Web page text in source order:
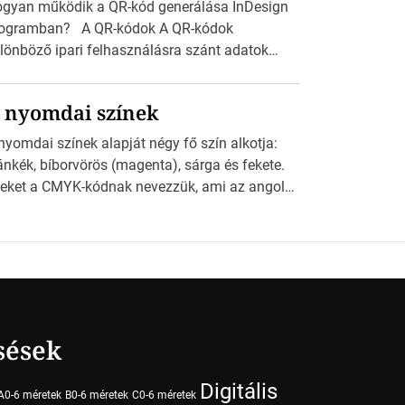
működik a QR-kód generálása InDesign
A QR-kódok A QR-kódok
ipari felhasználásra szánt adatok
A felhasználó okostelefonjára
egy QR-kód-leolvasó alkalmazást, ami
és dekódolni képes az URL-információt
átirányítja a telefon böngészőjét a cég
nyomdai színek
színek alapját négy fő szín alkotja:
bíborvörös (magenta), sárga és fekete.
a CMYK-kódnak nevezzük, ami az angol
6 méretek B0-6 méretek C0-6 méretek Digitális